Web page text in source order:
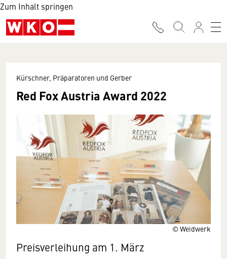
Zum Inhalt springen
© Weidwerk
Kürschner, Präparatoren und Gerber
Red Fox Austria Award 2022
Preisverleihung am 1. März